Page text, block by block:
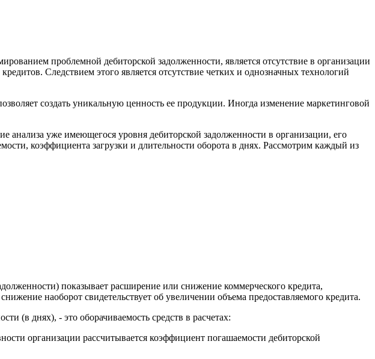
проблемной дебиторской задолженности, является отсутствие в организации
Следствием этого является отсутствие четких и однозначных технологий
создать уникальную ценность ее продукции. Иногда изменение маркетинговой
уже имеющегося уровня дебиторской задолженности в организации, его
коэффициента загрузки и длительности оборота в днях. Рассмотрим каждый из
показывает расширение или снижение коммерческого кредита,
наоборот свидетельствует об увеличении объема предоставляемого кредита.
(в днях), - это оборачиваемость средств в расчетах:
организации рассчитывается коэффициент погашаемости дебиторской